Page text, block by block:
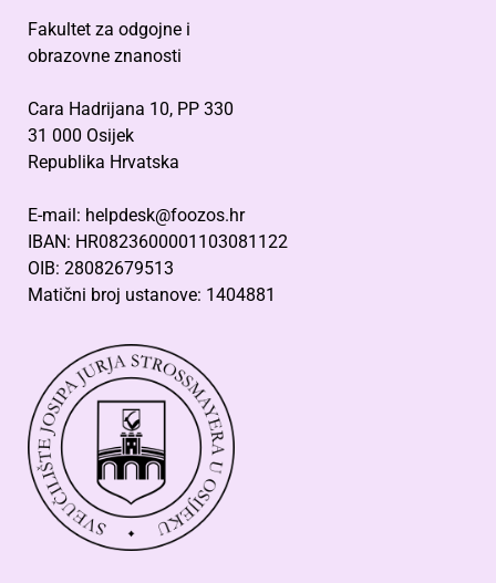
Fakultet za odgojne i
obrazovne znanosti
Cara Hadrijana 10, PP 330
31 000 Osijek
Republika Hrvatska
E-mail: helpdesk@foozos.hr
IBAN: HR0823600001103081122
OIB: 28082679513
Matični broj ustanove: 1404881